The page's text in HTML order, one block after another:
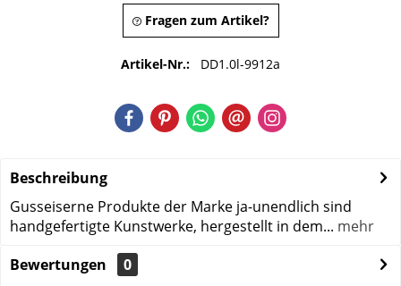
Fragen zum Artikel?
Artikel-Nr.: DD1.0l-9912a
Beschreibung
Gusseiserne Produkte der Marke ja-unendlich sind
handgefertigte Kunstwerke, hergestellt in dem... mehr
Bewertungen
0